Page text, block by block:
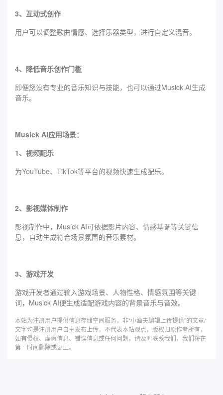
3、互动式创作
用户可以调整歌曲情感、选择乐器类型，进行自定义混音。
4、降低音乐创作门槛
即便您没有专业的音乐知识与技能，也可以通过Musick AI生成
音乐。
Musick AI应用场景：
1、视频配乐
为YouTube、TikTok等平台的视频快速生成配乐。
2、影视媒体制作
影视制作中，Musick AI可依据影片内容、情感基调等关键信
息，自动生成符合场景氛围的音乐素材。
3、游戏开发
游戏开发者通过输入游戏场景、人物性格、情感氛围等关键
词，Musick AI便生成适配游戏内容的背景音乐与音效。
本站为注册用户提供信息存储空间服务，非“小渔夫编辑上传提供”的文章/
文字均是注册用户自主发布上传，不代表本站观点，版权归原作者所有，
如有侵权、虚假信息、错误信息或任何问题，请及时联系我们，我们将在
第一时间删除或更正。